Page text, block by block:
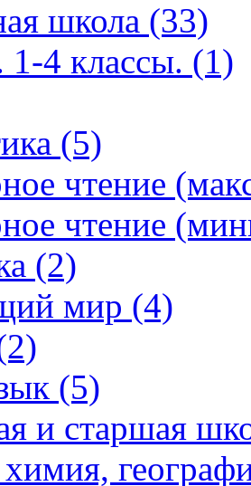
школа (33)
4 классы. (1)
(5)
чтение
чтение
(2)
мир (4)
(5)
и старшая